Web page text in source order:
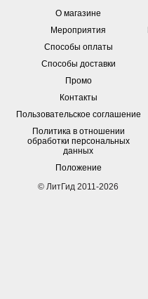
О магазине
Мероприятия
Способы оплаты
Способы доставки
Промо
Контакты
Пользовательское соглашение
Политика в отношении
обработки персональных
данных
Положение
© ЛитГид 2011-2026